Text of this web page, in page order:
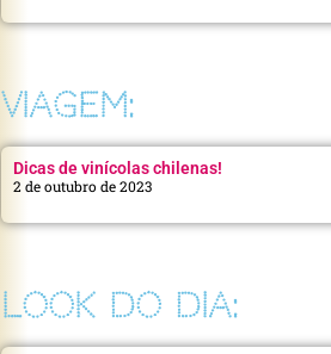
VIAGEM:
Dicas de vinícolas chilenas!
2 de outubro de 2023
LOOK DO DIA: